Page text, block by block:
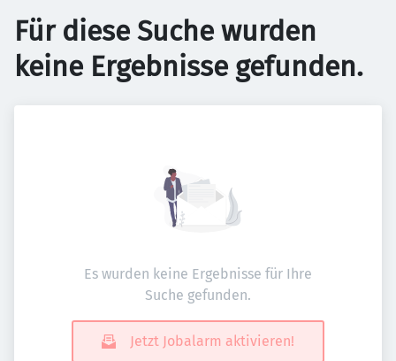
Für diese Suche wurden
keine Ergebnisse gefunden.
Es wurden keine Ergebnisse für Ihre
Suche gefunden.
Jetzt Jobalarm aktivieren!